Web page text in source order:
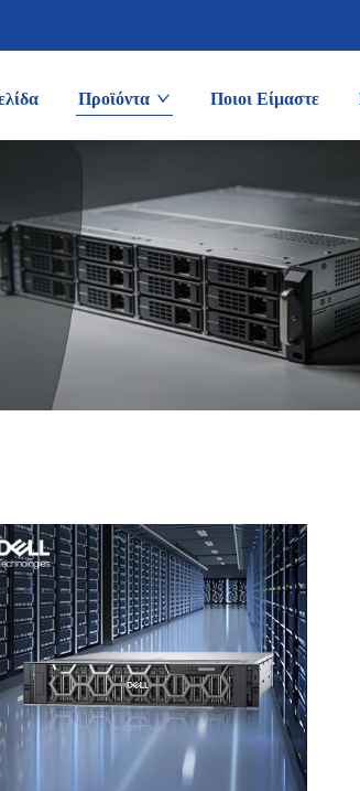
Προϊόντα Ποιοι Είμαστε